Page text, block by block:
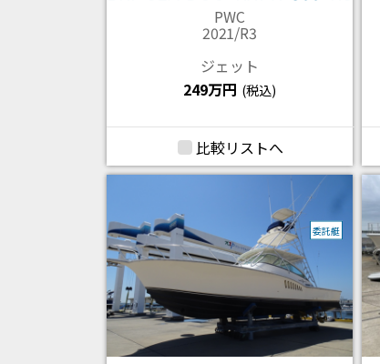
PWC
2021/R3
ジェット
249万円 (税込)
比較リストへ
委託艇